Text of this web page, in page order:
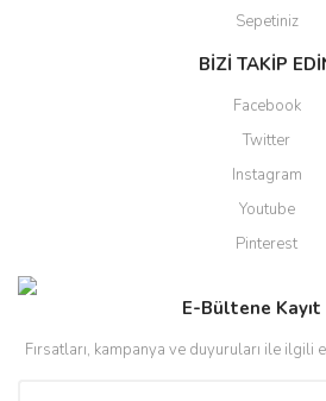
Sepetiniz
BİZİ TAKİP
Facebook
Twitter
Instagram
Youtube
Pinterest
E-Bültene Kayıt
Fırsatları, kampanya ve duyuruları ile ilgili